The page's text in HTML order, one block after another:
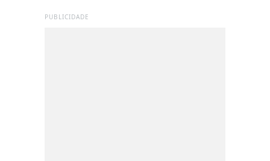
PUBLICIDADE